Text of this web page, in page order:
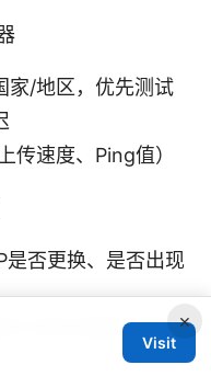
家/地区，优先测试
传速度、Ping值）
否更换、是否出现
了VPN/代理、是否×
Visit